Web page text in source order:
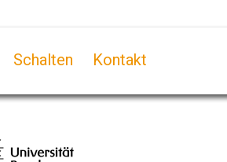
Schalten Kontakt